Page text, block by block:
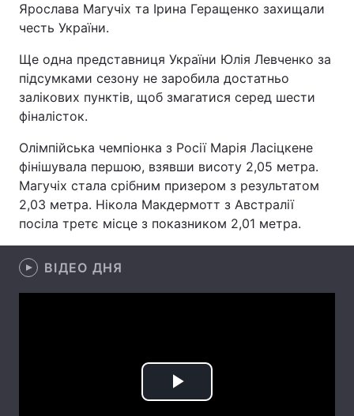
Україна
Економіка Світ
Спорт Наука
Зброя Інциденти
Здоров'я Туризм
Цікавинки Погода
Екологія
Ярослава Магучіх та Ірина Геращенко захищали
честь України.
Ще одна представниця України Юлія Левченко за
підсумками сезону не заробила достатньо
залікових пунктів, щоб змагатися серед шести
фіналісток.
Олімпійська чемпіонка з Росії Марія Ласіцкене
фінішувала першою, взявши висоту 2,05 метра.
Магучіх стала срібним призером з результатом
2,03 метра. Нікола Макдермотт з Австралії
посіла третє місце з показником 2,01 метра.
ВІДЕО ДНЯ
Play